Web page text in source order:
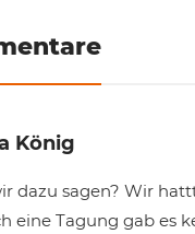
König
dazu sagen? Wir
eine Tagung gab es